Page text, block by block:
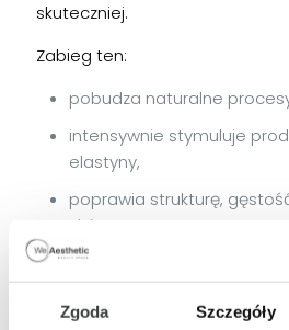
Zgoda Szczegóły
skuteczniej.
Zabieg ten:
pobudza naturalne
intensywnie stymuluje
elastyny,
poprawia strukturę,
skóry,
niweluje oznaki zmęczenia
zdrowego blasku.